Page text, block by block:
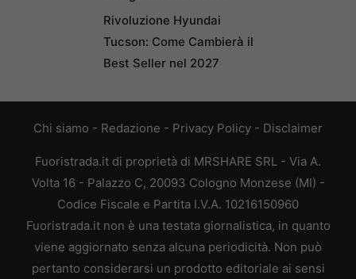
Rivoluzione Hyundai
Tucson: Come Cambierà il
Best Seller nel 2027
Chi siamo - Redazione - Privacy Policy - Disclaimer
Fuoristrada.it di proprietà di MRSHARE SRL - Via A.
Volta 16 - Palazzo C, 20093 Cologno Monzese (MI) -
Codice Fiscale e Partita I.V.A. 10216150960
Fuoristrada.it non è una testata giornalistica, in quanto
viene aggiornato senza alcuna periodicità. Non può
pertanto considerarsi un prodotto editoriale ai sensi